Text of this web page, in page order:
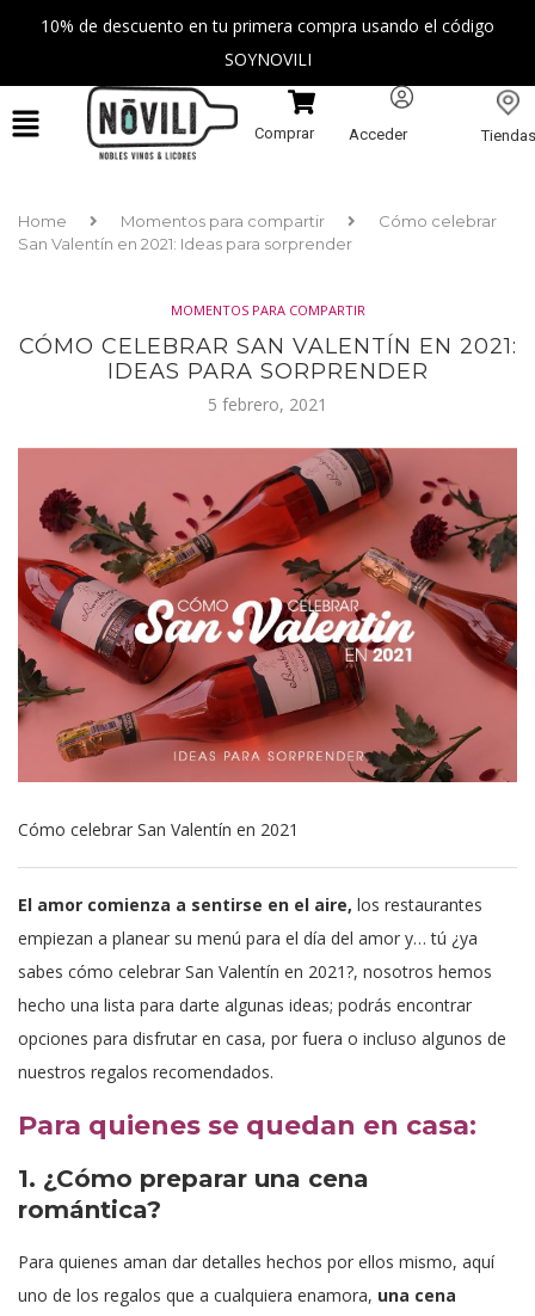
10% de descuento en tu primera compra usando el código
SOYNOVILI
Comprar Acceder Tiendas
Home Momentos para compartir
Cómo celebrar
San Valentín en 2021: Ideas para sorprender
MOMENTOS PARA COMPARTIR
CÓMO CELEBRAR SAN VALENTÍN EN 2021:
IDEAS PARA SORPRENDER
5 febrero, 2021
Cómo celebrar San Valentín en 2021
El amor comienza a sentirse en el aire, los restaurantes
empiezan a planear su menú para el día del amor y… tú ¿ya
sabes cómo celebrar San Valentín en 2021?, nosotros hemos
hecho una lista para darte algunas ideas; podrás encontrar
opciones para disfrutar en casa, por fuera o incluso algunos de
nuestros regalos recomendados.
Para quienes se quedan en casa:
1. ¿Cómo preparar una cena
romántica?
Para quienes aman dar detalles hechos por ellos mismo, aquí
uno de los regalos que a cualquiera enamora, una cena